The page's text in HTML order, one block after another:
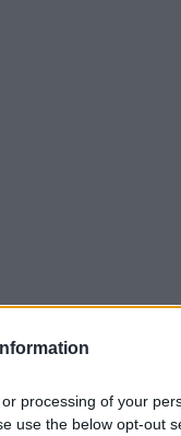
processing of your
use the below opt-out